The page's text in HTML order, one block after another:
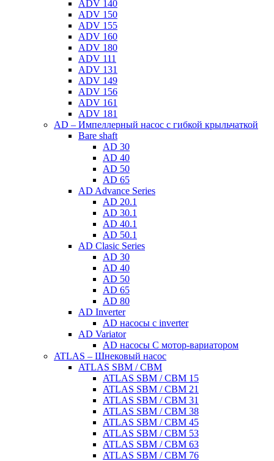
ADV 140
ADV 150
ADV 155
ADV 160
ADV 180
ADV 111
ADV 131
ADV 149
ADV 156
ADV 161
ADV 181
AD – Импеллерный насос с гибкой крыльчаткой
Bare shaft
AD 30
AD 40
AD 50
AD 65
AD Advance Series
AD 20.1
AD 30.1
AD 40.1
AD 50.1
AD Clasic Series
AD 30
AD 40
AD 50
AD 65
AD 80
AD Inverter
AD насосы с inverter
AD Variator
AD насосы С мотор-вариатором
ATLAS – Шнековый насос
ATLAS SBM / CBM
ATLAS SBM / CBM 15
ATLAS SBM / CBM 21
ATLAS SBM / CBM 31
ATLAS SBM / CBM 38
ATLAS SBM / CBM 45
ATLAS SBM / CBM 53
ATLAS SBM / CBM 63
ATLAS SBM / CBM 76